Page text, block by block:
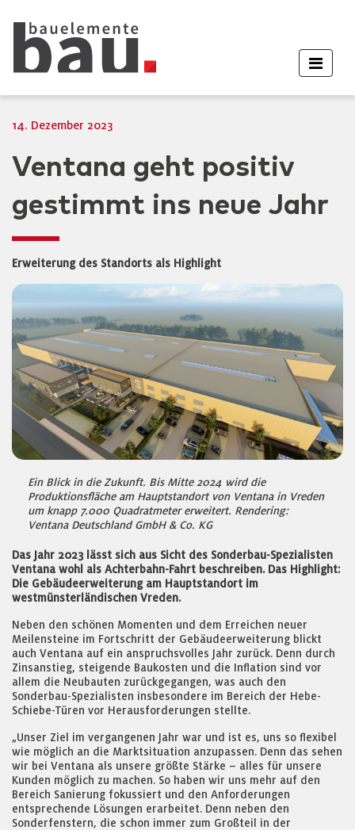
14. Dezember 2023
Ventana geht positiv
gestimmt ins neue Jahr
Erweiterung des Standorts als Highlight
Ein Blick in die Zukunft. Bis Mitte 2024 wird die
Produktionsfläche am Hauptstandort von Ventana in Vreden
um knapp 7.000 Quadratmeter erweitert. Rendering:
Ventana Deutschland GmbH & Co. KG
Das Jahr 2023 lässt sich aus Sicht des Sonderbau-Spezialisten
Ventana wohl als Achterbahn-Fahrt beschreiben. Das Highlight:
Die Gebäudeerweiterung am Hauptstandort im
westmünsterländischen Vreden.
Neben den schönen Momenten und dem Erreichen neuer
Meilensteine im Fortschritt der Gebäudeerweiterung blickt
auch Ventana auf ein anspruchsvolles Jahr zurück. Denn durch
Zinsanstieg, steigende Baukosten und die Inflation sind vor
allem die Neubauten zurückgegangen, was auch den
Sonderbau-Spezialisten insbesondere im Bereich der Hebe-
Schiebe-Türen vor Herausforderungen stellte.
„Unser Ziel im vergangenen Jahr war und ist es, uns so flexibel
wie möglich an die Marktsituation anzupassen. Denn das sehen
wir bei Ventana als unsere größte Stärke – alles für unsere
Kunden möglich zu machen. So haben wir uns mehr auf den
Bereich Sanierung fokussiert und den Anforderungen
entsprechende Lösungen erarbeitet. Denn neben den
Sonderfenstern, die schon immer zum Großteil in der